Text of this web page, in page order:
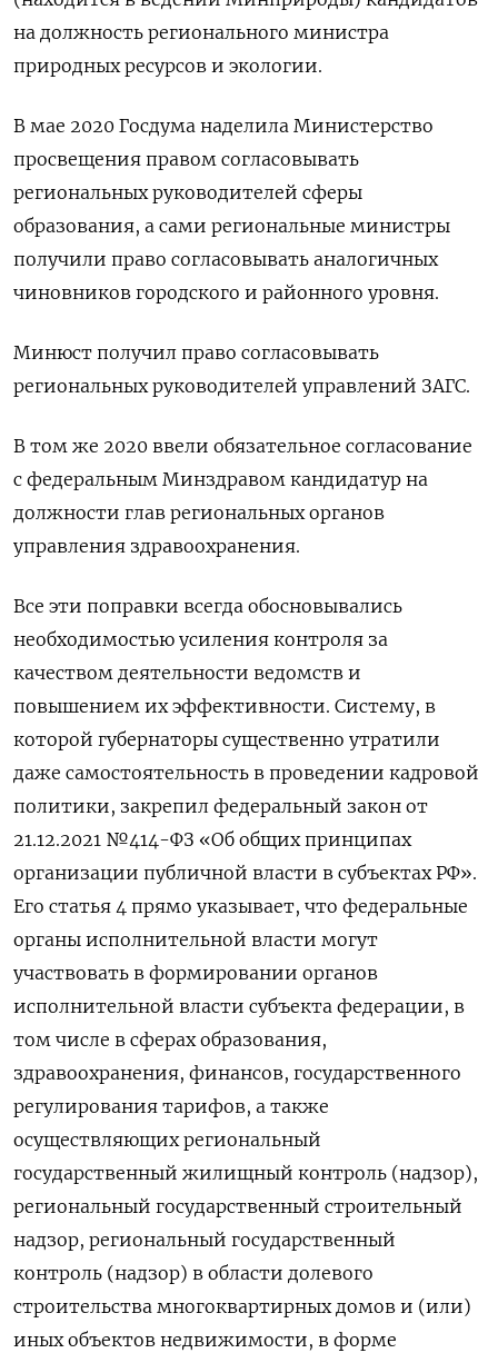
на должность регионального министра
природных ресурсов и экологии.
В мае 2020 Госдума наделила Министерство
просвещения правом согласовывать
региональных руководителей сферы
образования, а сами региональные министры
получили право согласовывать аналогичных
чиновников городского и районного уровня.
Минюст получил право согласовывать
региональных руководителей управлений ЗАГС.
В том же 2020 ввели обязательное согласование
с федеральным Минздравом кандидатур на
должности глав региональных органов
управления здравоохранения.
Все эти поправки всегда обосновывались
необходимостью усиления контроля за
качеством деятельности ведомств и
повышением их эффективности. Систему, в
которой губернаторы существенно утратили
даже самостоятельность в проведении кадровой
политики, закрепил федеральный закон от
21.12.2021 №414-ФЗ «Об общих принципах
организации публичной власти в субъектах РФ».
Его статья 4 прямо указывает, что федеральные
органы исполнительной власти могут
участвовать в формировании органов
исполнительной власти субъекта федерации, в
том числе в сферах образования,
здравоохранения, финансов, государственного
регулирования тарифов, а также
осуществляющих региональный
государственный жилищный контроль (надзор),
региональный государственный строительный
надзор, региональный государственный
контроль (надзор) в области долевого
строительства многоквартирных домов и (или)
иных объектов недвижимости, в форме